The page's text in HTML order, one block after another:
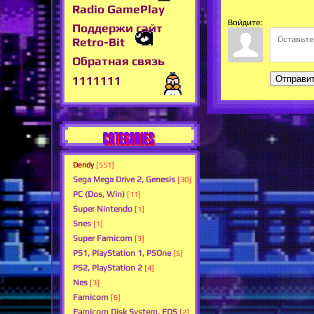
Radio GamePlay
Поддержи сайт
Retro-Bit
Обратная связь
1111111
CATEGORIES
Dendy [551]
Sega Mega Drive 2, Genesis [30]
PC (Dos, Win) [11]
Super Nintendo [1]
Snes [1]
Super Famicom [3]
PS1, PlayStation 1, PSOne [5]
PS2, PlayStation 2 [4]
Nes [3]
Famicom [6]
[2]
Войдите: